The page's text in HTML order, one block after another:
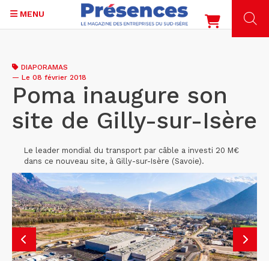
contenu
principal
MENU
DIAPORAMAS
— Le 08 février 2018
Poma inaugure son
site de Gilly-sur-Isère
Le leader mondial du transport par câble a investi 20 M€
dans ce nouveau site, à Gilly-sur-Isère (Savoie).